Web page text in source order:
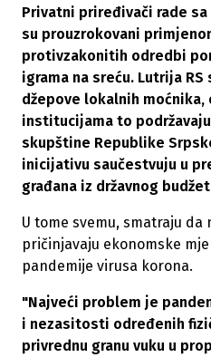
Privatni priređivači rade
su prouzrokovani
protivzakonitih odredbi
igrama na sreću. Lutrija RS
džepove lokalnih moćnika,
institucijama to
skupštine Republike
inicijativu saučestvuju u
građana iz državnog
U tome svemu, smatraju
pričinjavaju ekonomske
pandemije virusa korona.
"Najveći problem je
i nezasitosti određenih
privrednu granu vuku u